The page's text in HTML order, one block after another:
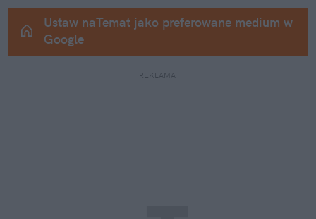
Ustaw naTemat jako preferowane medium w
Google
REKLAMA